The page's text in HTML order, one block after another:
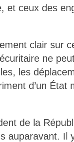
et ceux des
clair sur
ne
les
d’un État
de la
auparavant. Il